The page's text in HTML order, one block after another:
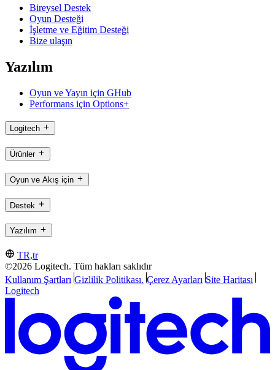
Bireysel Destek
Oyun Desteği
İşletme ve Eğitim Desteği
Bize ulaşın
Yazılım
Oyun ve Yayın için GHub
Performans için Options+
Logitech
Ürünler
Oyun ve Akış için
Destek
Yazılım
TR,tr
©2026 Logitech. Tüm hakları saklıdır
Kullanım Şartları Gizlilik Politikası. Çerez Ayarları Site Haritası
Logitech